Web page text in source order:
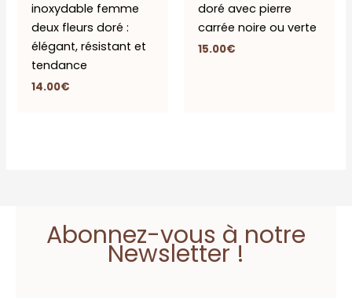
inoxydable femme
deux fleurs doré :
élégant, résistant et
tendance
14.00€
doré avec pierre
carrée noire ou verte
15.00€
Abonnez-vous à notre
Newsletter !